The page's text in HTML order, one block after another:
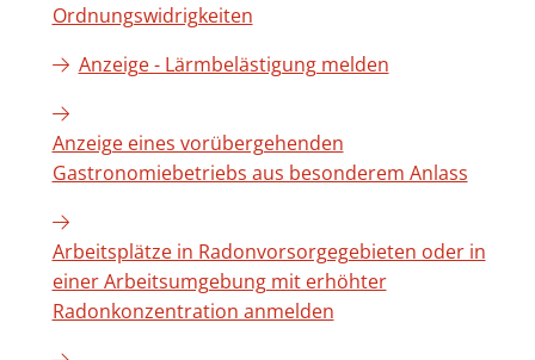
Ordnungswidrigkeiten
Anzeige - Lärmbelästigung melden
Anzeige eines vorübergehenden
Gastronomiebetriebs aus besonderem Anlass
Arbeitsplätze in Radonvorsorgegebieten oder in
einer Arbeitsumgebung mit erhöhter
Radonkonzentration anmelden